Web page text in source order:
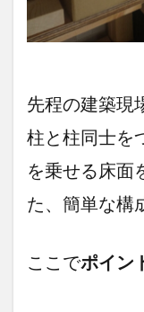
先程の建築現
柱と柱同士を
を乗せる床面
た、簡単な構
ここでポイン